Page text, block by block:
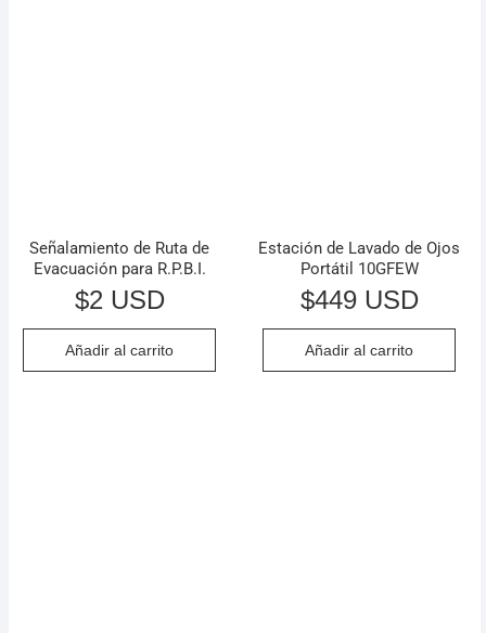
Señalamiento de Ruta de
Evacuación para R.P.B.I.
$2 USD
Añadir al carrito
Estación de Lavado de Ojos
Portátil 10GFEW
$449 USD
Añadir al carrito